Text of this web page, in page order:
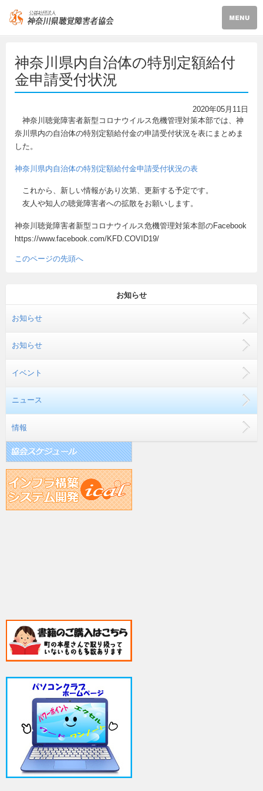
神奈川県内自治体の特別定額給付
金申請受付状況
2020年05月11日
神奈川聴覚障害者新型コロナウイルス危機管理対策本部では、神
奈川県内の自治体の特別定額給付金の申請受付状況を表にまとめま
した。
神奈川県内自治体の特別定額給付金申請受付状況の表
これから、新しい情報があり次第、更新する予定です。
友人や知人の聴覚障害者への拡散をお願いします。
神奈川聴覚障害者新型コロナウイルス危機管理対策本部のFacebook
https://www.facebook.com/KFD.COVID19/
このページの先頭へ
お知らせ
お知らせ
お知らせ
イベント
ニュース
情報